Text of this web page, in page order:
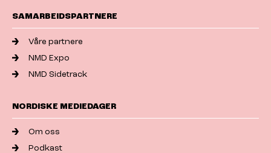
SAMARBEIDSPARTNERE
Våre partnere
NMD Expo
NMD Sidetrack
NORDISKE MEDIEDAGER
Om oss
Podkast